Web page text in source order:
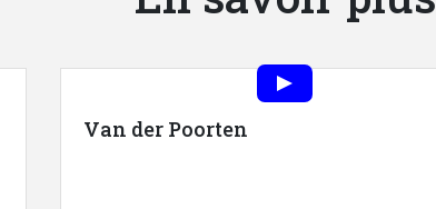
Van der Poorten